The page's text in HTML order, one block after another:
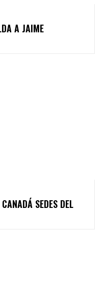
A JAIME
SEDES DEL